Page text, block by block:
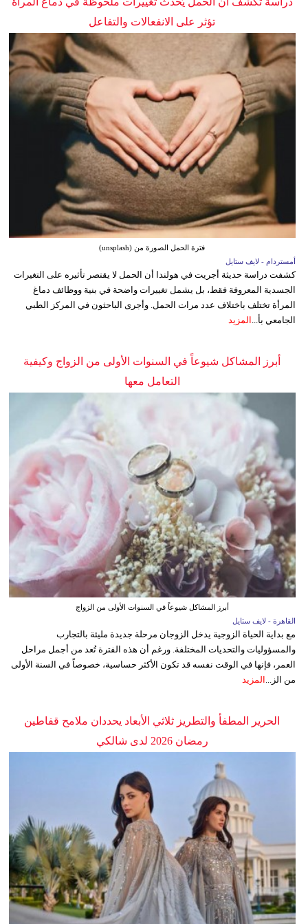
تؤثر على الانفعالات والتفاعل
فترة الحمل الصورة من (unsplash)
أمستردام - لايف ستايل
كشفت دراسة حديثة أجريت في هولندا أن الحمل لا يقتصر تأثيره على التغيرات
الجسدية المعروفة فقط، بل يشمل تغييرات واضحة في بنية ووظائف دماغ
المرأة تختلف باختلاف عدد مرات الحمل. وأجرى الباحثون في المركز الطبي
الجامعي بأ... المزيد
أبرز المشاكل شيوعاً في السنوات الأولى من الزواج وكيفية
التعامل معها
أبرز المشاكل شيوعاً في السنوات الأولى من الزواج
القاهرة - لايف ستايل
مع بداية الحياة الزوجية يدخل الزوجان مرحلة جديدة مليئة بالتجارب
والمسؤوليات والتحديات المختلفة. ورغم أن هذه الفترة تُعد من أجمل مراحل
العمر، فإنها في الوقت نفسه قد تكون الأكثر حساسية، خصوصاً في السنة الأولى
من الز...
المزيد
الحرير المطفأ والتطريز ثلاثي الأبعاد يحددان ملامح قفاطين
رمضان 2026 لدى شالكي